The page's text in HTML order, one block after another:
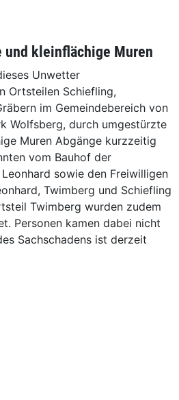
und kleinflächige Muren
Unwetter
Ortsteilen Schiefling,
im Gemeindebereich von
Wolfsberg, durch umgestürzte
Muren Abgänge kurzzeitig
vom Bauhof der
sowie den Freiwilligen
Twimberg und Schiefling
Twimberg wurden zudem
Personen kamen dabei nicht
Sachschadens ist derzeit